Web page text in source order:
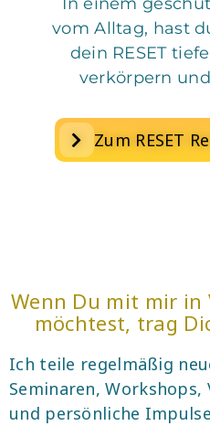
vom Alltag, hast
dein RESET
verkörpern
Zum RESET
Wenn Du mit mir in
möchtest, trag
Ich teile regelmäßig
Seminaren, Workshops,
und persönliche